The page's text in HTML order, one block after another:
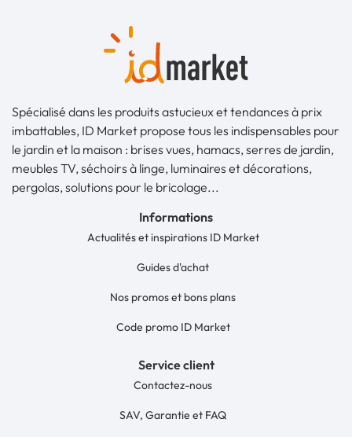
Spécialisé dans les produits astucieux et tendances à prix
imbattables, ID Market propose tous les indispensables pour
le jardin et la maison : brises vues, hamacs, serres de jardin,
meubles TV, séchoirs à linge, luminaires et décorations,
pergolas, solutions pour le bricolage...
Informations
Actualités et inspirations ID Market
Guides d'achat
Nos promos et bons plans
Code promo ID Market
Service client
Contactez-nous
SAV, Garantie et FAQ